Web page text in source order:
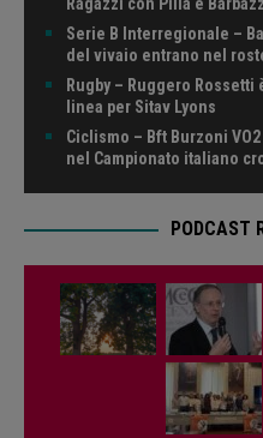
Ragazzi con Pilla e
Serie B Interregionale –
del vivaio entrano nel
Rugby – Ruggero
linea per Sitav Lyons
Ciclismo – Bft Burzoni
nel Campionato italiano
PODCAST